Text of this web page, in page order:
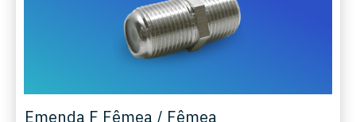
Emenda F Fêmea / Fêmea